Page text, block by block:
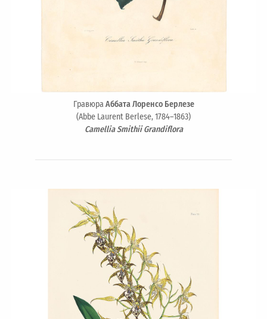
ГравюраАббата Лоренсо Берлезе
(Abbe Laurent Berlese, 1784–1863)
Camellia Smithii Grandiflora